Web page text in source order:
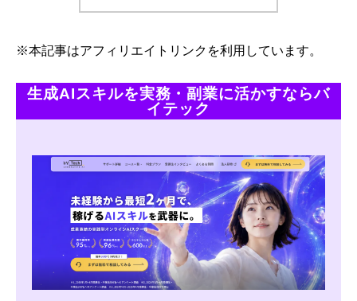
※本記事はアフィリエイトリンクを利用しています。
生成AIスキルを実務・副業に活かすならバ
イテック